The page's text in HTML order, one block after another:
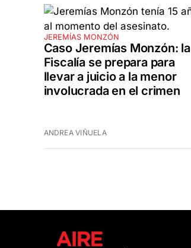
JEREMÍAS MONZÓN
Caso Jeremías Monzón: la
Fiscalía se prepara para
llevar a juicio a la menor
involucrada en el crimen
ANDREA VIÑUELA